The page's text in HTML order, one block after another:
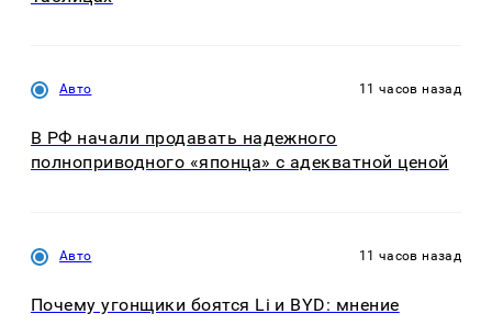
Авто 11 часов назад
В РФ начали продавать надежного
полноприводного «японца» с адекватной ценой
Авто 11 часов назад
Почему угонщики боятся Li и BYD: мнение